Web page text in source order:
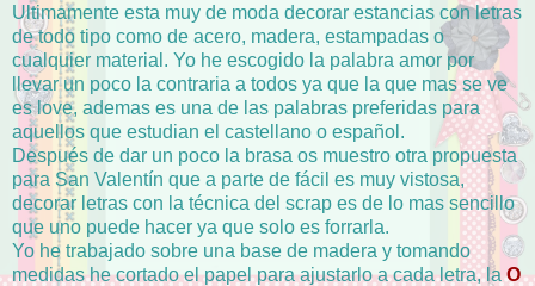
Ultimamente esta muy de moda decorar estancias con letras
de todo tipo como de acero, madera, estampadas o
cualquier material. Yo he escogido la palabra amor por
llevar un poco la contraria a todos ya que la que mas se ve
es love, ademas es una de las palabras preferidas para
aquellos que estudian el castellano o español.
Después de dar un poco la brasa os muestro otra propuesta
para San Valentín que a parte de fácil es muy vistosa,
decorar letras con la técnica del scrap es de lo mas sencillo
que uno puede hacer ya que solo es forrarla.
Yo he trabajado sobre una base de madera y tomando
medidas he cortado el papel para ajustarlo a cada letra, laO